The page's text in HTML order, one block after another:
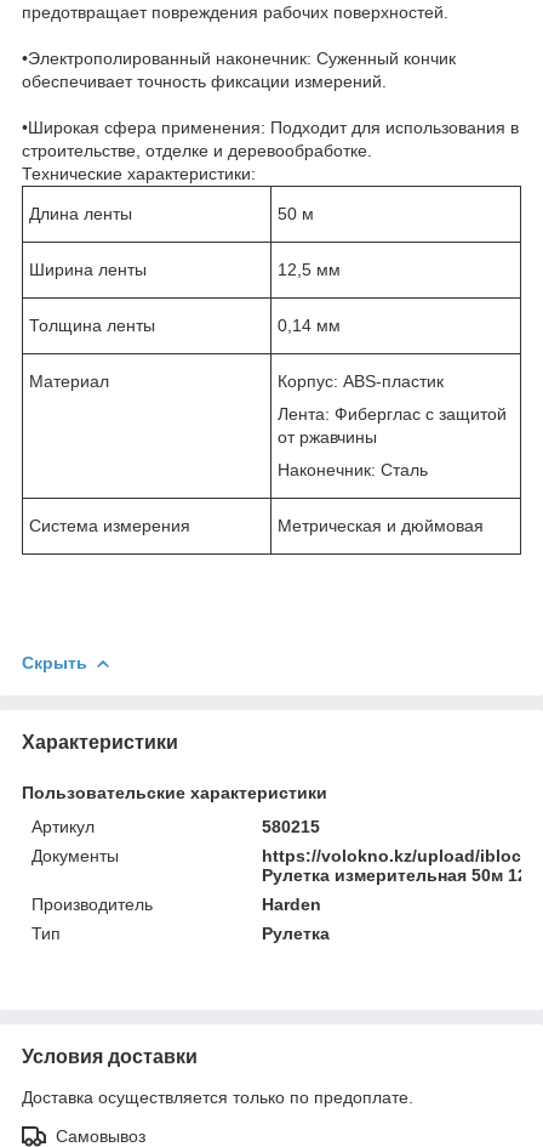
предотвращает повреждения рабочих поверхностей.
•Электрополированный наконечник: Суженный кончик
обеспечивает точность фиксации измерений.
•Широкая сфера применения: Подходит для использования в
строительстве, отделке и деревообработке.
Технические характеристики:
Длина ленты 50 м
Ширина ленты 12,5 мм
Толщина ленты 0,14 мм
Материал
Корпус: ABS-пластик
Лента: Фиберглас с защитой
от ржавчины
Наконечник: Сталь
Система измерения Метрическая и дюймовая
Скрыть
Характеристики
Пользовательские характеристики
Артикул
580215
Документы
https://volokno.kz/upload/iblock/
Рулетка измерительная 50м
Производитель
Harden
Тип
Рулетка
Условия доставки
Доставка осуществляется только по предоплате.
Самовывоз